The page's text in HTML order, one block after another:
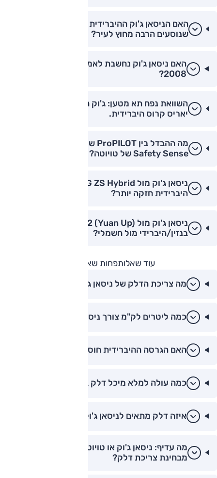
האם הניסאן ג'וק ההיברידית מתאימה לנהגים
שנוסעים הרבה מחוץ לעיר?
האם ניסאן ג'וק נחשבת לאמינה יותר מפיג'ו
2008?
השוואת נפח תא מטען: ג'וק היברידית מול טויוטה
יאריס קרוס היברידית.
מה ההבדל בין ProPILOT של ניסאן למערכת ה-
Safety Sense של טויוטה?
היברידית חזקה יותר?
בנזין/היברידי מול חשמלי?
עוד שאלותפחות שאלות
מה צריכת הדלק של ניסאן ג'וק?
כמה ליטרים לק"מ צורך ניסאן ג'וק ההיברידי?
האם הגרסה ההיברידית חוסכת דלק משמעותית?
כמה עולה למלא מיכל דלק בג'וק?
איזה דלק מתאים לניסאן ג'וק?
מה עדיף: ניסאן ג'וק או טויוטה יאריס קרוס
מבחינת צריכת דלק?